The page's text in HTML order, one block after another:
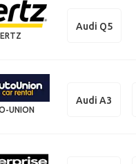
Audi Q5
UNION
Audi A3